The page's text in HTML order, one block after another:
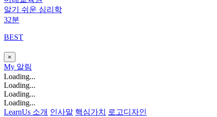
알기 쉬운 심리학
32분
BEST
×
My 알림
Loading...
Loading...
Loading...
Loading...
LearnUs 소개 인사말 핵심가치
로고디자인